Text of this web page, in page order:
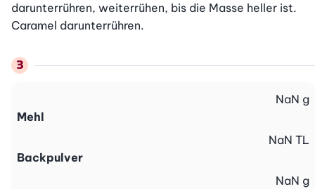
darunterrühren, weiterrühen, bis die Masse heller ist.
Caramel darunterrühren.
Mehl
NaN g
Backpulver
NaN TL
NaN g